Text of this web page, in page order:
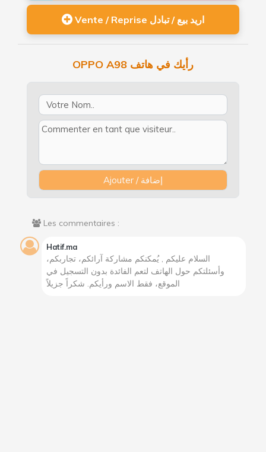
Vente / Reprise اريد بيع / تبادل
OPPO A98 رأيك في هاتف
Les commentaires :
Hatif.ma
السلام عليكم , يُمكنكم مشاركة آرائكم، تجاربكم،
وأسئلتكم حول الهاتف لتعم الفائدة بدون التسجيل في
الموقع، فقط الاسم ورأيكم. شكراً جزيلاً